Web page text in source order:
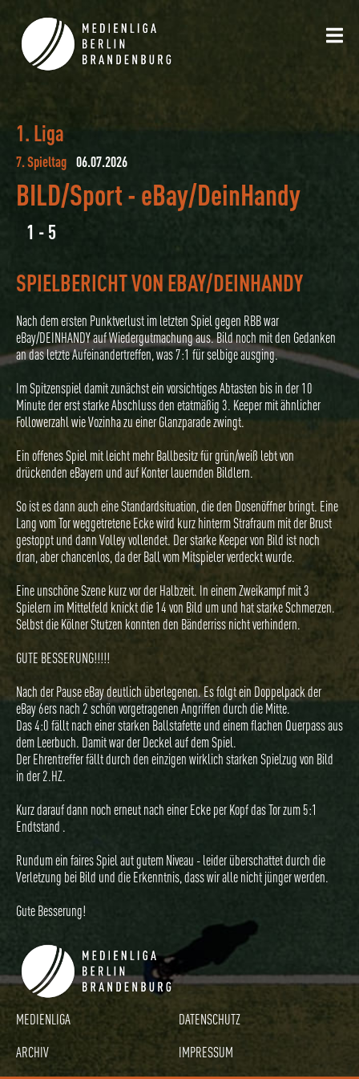
1. Liga
7. Spieltag 06.07.2026
BILD/Sport- eBay/DeinHandy
1 - 5
SPIELBERICHT VON EBAY/DEINHANDY
Nach dem ersten Punktverlust im letzten Spiel gegen RBB war
eBay/DEINHANDY auf Wiedergutmachung aus. Bild noch mit den Gedanken
an das letzte Aufeinandertreffen, was 7:1 für selbige ausging.
Im Spitzenspiel damit zunächst ein vorsichtiges Abtasten bis in der 10
Minute der erst starke Abschluss den etatmäßig 3. Keeper mit ähnlicher
Followerzahl wie Vozinha zu einer Glanzparade zwingt.
Ein offenes Spiel mit leicht mehr Ballbesitz für grün/weiß lebt von
drückenden eBayern und auf Konter lauernden Bildlern.
So ist es dann auch eine Standardsituation, die den Dosenöffner bringt. Eine
Lang vom Tor weggetretene Ecke wird kurz hinterm Strafraum mit der Brust
gestoppt und dann Volley vollendet. Der starke Keeper von Bild ist noch
dran, aber chancenlos, da der Ball vom Mitspieler verdeckt wurde.
Eine unschöne Szene kurz vor der Halbzeit. In einem Zweikampf mit 3
Spielern im Mittelfeld knickt die 14 von Bild um und hat starke Schmerzen.
Selbst die Kölner Stutzen konnten den Bänderriss nicht verhindern.
GUTE BESSERUNG!!!!!
Nach der Pause eBay deutlich überlegenen. Es folgt ein Doppelpack der
eBay 6ers nach 2 schön vorgetragenen Angriffen durch die Mitte.
Das 4:0 fällt nach einer starken Ballstafette und einem flachen Querpass aus
dem Leerbuch. Damit war der Deckel auf dem Spiel.
Der Ehrentreffer fällt durch den einzigen wirklich starken Spielzug von Bild
in der 2.HZ.
Kurz darauf dann noch erneut nach einer Ecke per Kopf das Tor zum 5:1
Endtstand .
Rundum ein faires Spiel aut gutem Niveau - leider überschattet durch die
Verletzung bei Bild und die Erkenntnis, dass wir alle nicht jünger werden.
Gute Besserung!
MEDIENLIGA
DATENSCHUTZ
ARCHIV
IMPRESSUM